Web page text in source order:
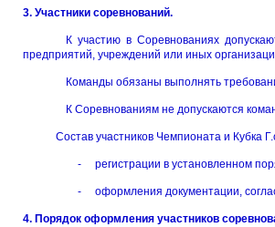
3. Участники соревнований.
К участию в Соревнованиях
предприятий, учреждений или иных
Команды обязаны выполнять
К Соревнованиям не допускаются
Состав участников Чемпионата и Кубка
- регистрации в установленном
- оформления документации, согласно
4. Порядок оформления участников